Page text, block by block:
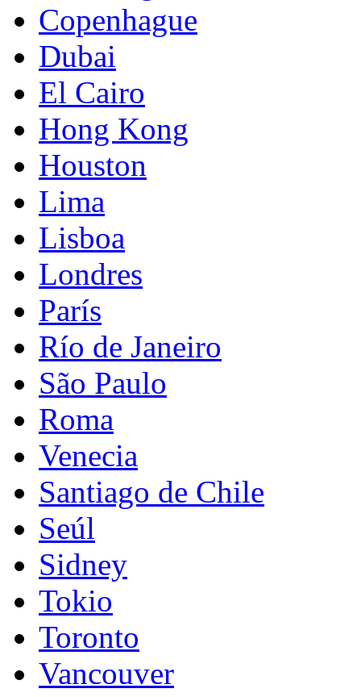
Copenhague
Dubai
El Cairo
Hong Kong
Houston
Lima
Lisboa
Londres
París
Río de Janeiro
São Paulo
Roma
Venecia
Santiago de Chile
Seúl
Sidney
Tokio
Toronto
Vancouver